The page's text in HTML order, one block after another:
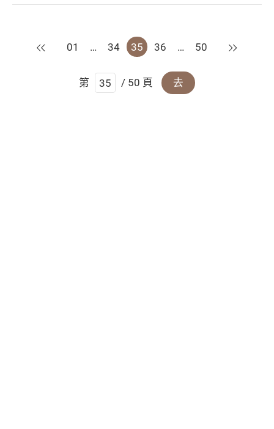
上一頁
01 … 34 35 36 … 50 下一頁
第 / 50 頁 去